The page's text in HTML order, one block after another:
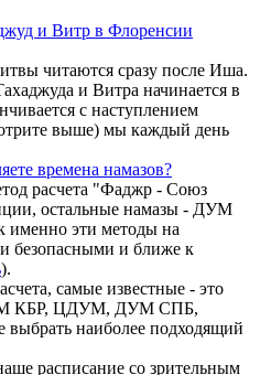
и Витр в Флоренсии
читаются сразу после Иша.
и Витра начинается в
с наступлением
выше) мы каждый день
времена намазов?
расчета "Фаджр - Союз
остальные намазы - ДУМ
именно эти методы на
безопасными и ближе к
).
самые известные - это
КБР, ЦДУМ, ДУМ СПБ,
наиболее подходящий
расписание со зрительным